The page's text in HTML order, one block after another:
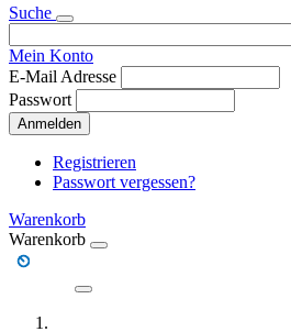
Suche
Mein Konto
E-Mail Adresse
Passwort
Anmelden
Registrieren
Passwort vergessen?
Warenkorb
Warenkorb